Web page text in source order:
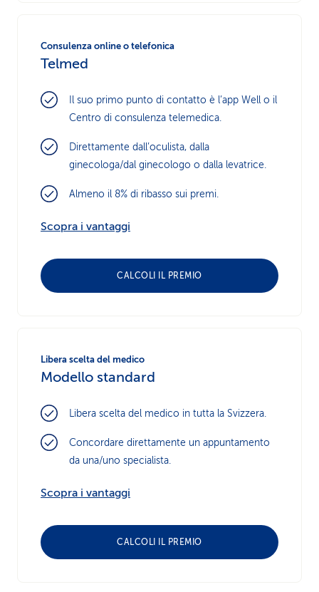
Consulenza online o telefonica
Telmed
Il suo primo punto di contatto è l’app Well o il
Centro di consulenza telemedica.
Direttamente dall’oculista, dalla
ginecologa/dal ginecologo o dalla levatrice.
Almeno il 8% di ribasso sui premi.
Scopra i vantaggi
CALCOLI IL PREMIO
Libera scelta del medico
Modello standard
Libera scelta del medico in tutta la Svizzera.
Concordare direttamente un appuntamento
da una/uno specialista.
Scopra i vantaggi
CALCOLI IL PREMIO